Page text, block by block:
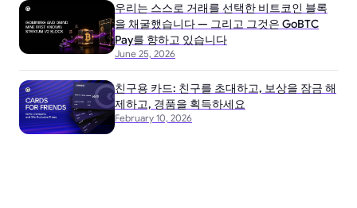
우리는 스스로 거래를 선택한 비트코인 블록
을 채굴했습니다 — 그리고 그것은 GoBTC
Pay를 향하고 있습니다
June 25, 2026
친구용 카드: 친구를 초대하고, 보상을 잠금 해
제하고, 경품을 획득하세요
February 10, 2026